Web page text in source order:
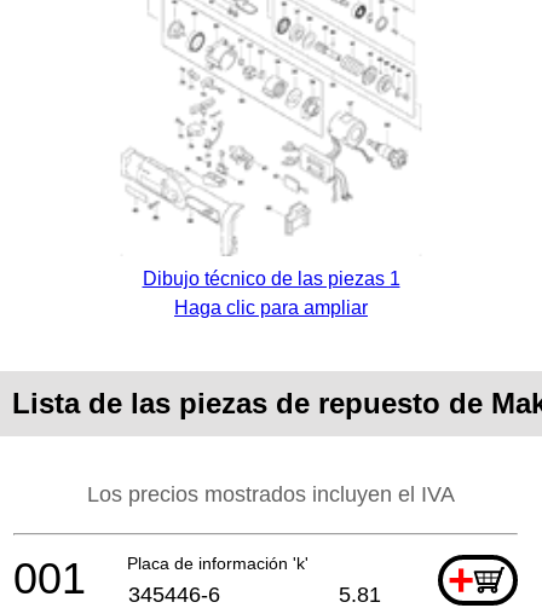
Dibujo técnico de las piezas 1
Haga clic para ampliar
Lista de las piezas de repuesto de
Los precios mostrados incluyen el IVA
Placa de información 'k' +
001 345446-6 5.81